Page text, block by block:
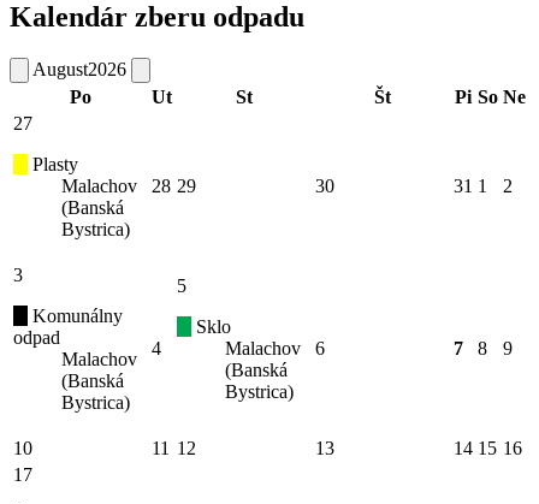
Kalendár zberu odpadu
August2026
Po
Ut St Št Pi So Ne
27
Plasty
Malachov
(Banská
Bystrica)
28 29 30 31 1 2
3
Komunálny
odpad
Malachov
(Banská
Bystrica)
4
5
Sklo
Malachov
(Banská
Bystrica)
6 7 8 9
10 11 12 13 14 15 16
17